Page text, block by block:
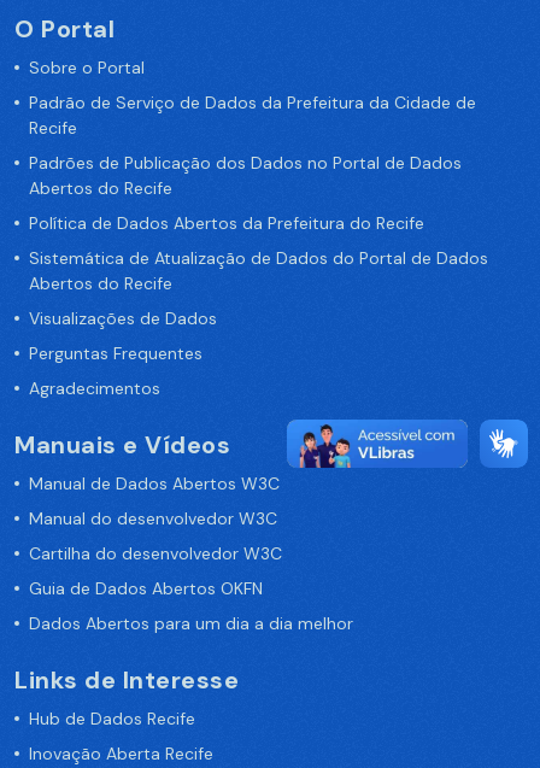
O Portal
Sobre o Portal
Padrão de Serviço de Dados da Prefeitura da Cidade de
Recife
Padrões de Publicação dos Dados no Portal de Dados
Abertos do Recife
Política de Dados Abertos da Prefeitura do Recife
Sistemática de Atualização de Dados do Portal de Dados
Abertos do Recife
Visualizações de Dados
Perguntas Frequentes
Agradecimentos
Manuais e Vídeos
Manual de Dados Abertos W3C
Manual do desenvolvedor W3C
Cartilha do desenvolvedor W3C
Guia de Dados Abertos OKFN
Dados Abertos para um dia a dia melhor
Links de Interesse
Hub de Dados Recife
Inovação Aberta Recife